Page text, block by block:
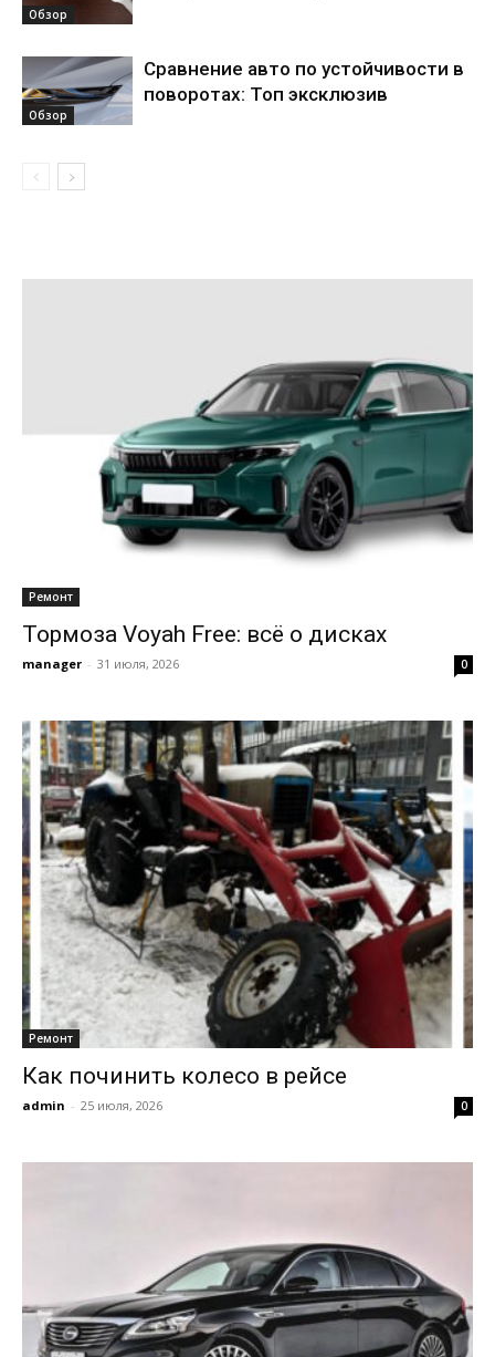
Обзор
Обзор
Сравнение авто по устойчивости в
поворотах: Топ эксклюзив
Ремонт
Тормоза Voyah Free: всё о дисках
manager - 31 июля, 2026 0
Ремонт
Как починить колесо в рейсе
admin - 25 июля, 2026 0